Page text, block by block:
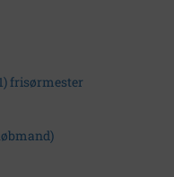
frisørmester